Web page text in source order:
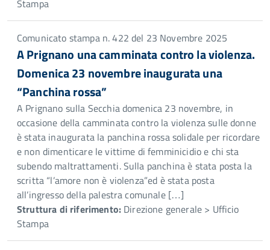
Stampa
Comunicato stampa n. 422 del 23 Novembre 2025
A Prignano una camminata contro la violenza.
Domenica 23 novembre inaugurata una
“Panchina rossa”
A Prignano sulla Secchia domenica 23 novembre, in
occasione della camminata contro la violenza sulle donne
è stata inaugurata la panchina rossa solidale per ricordare
e non dimenticare le vittime di femminicidio e chi sta
subendo maltrattamenti. Sulla panchina è stata posta la
scritta “l’amore non è violenza”ed è stata posta
all’ingresso della palestra comunale […]
Struttura di riferimento: Direzione generale > Ufficio
Stampa